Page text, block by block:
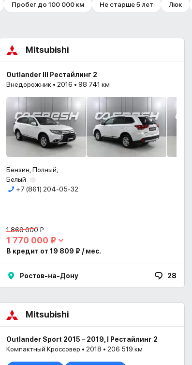
Пробег до 100 000 км Не старше 5 лет Люк
Mitsubishi
Outlander III Рестайлинг 2
Внедорожник • 2016 • 98 741 км
Бензин, Полный,
Белый
+7 (861) 204-05-32
1 869 000 ₽
1 770 000 ₽
В кредит от 19 809 ₽ / мес.
Ростов-на-Дону 28
Mitsubishi
Outlander Sport 2015 – 2019, I Рестайлинг 2
Компактный Кроссовер • 2018 • 206 519 км